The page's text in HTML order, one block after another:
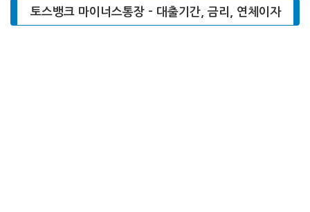
토스뱅크 마이너스통장 – 대출기간, 금리, 연체이자